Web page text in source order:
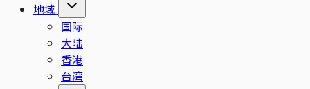
地域
国际
大陆
香港
台湾